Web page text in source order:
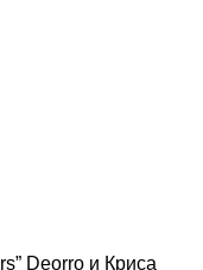
Deorro и Криса